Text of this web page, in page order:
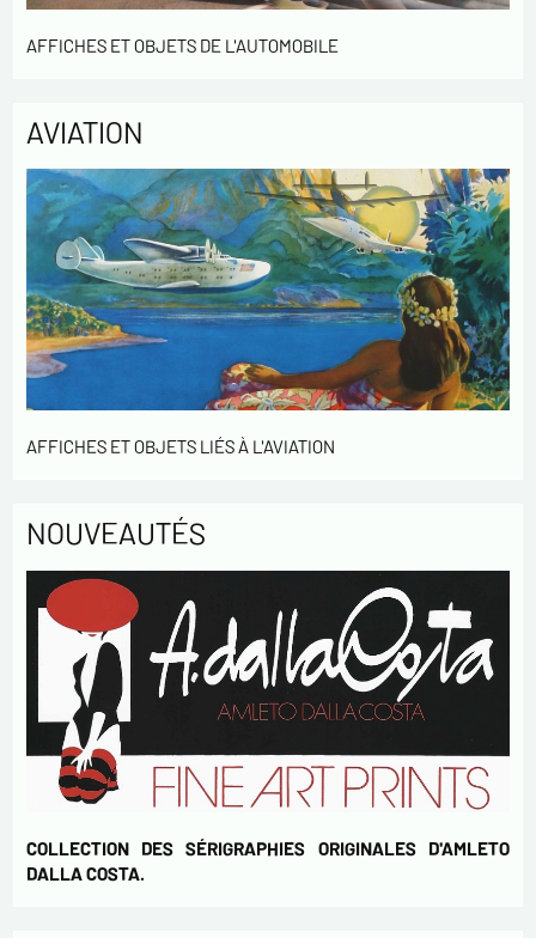
AFFICHES ET OBJETS DE L'AUTOMOBILE
AVIATION
AFFICHES ET OBJETS LIÉS À L'AVIATION
NOUVEAUTÉS
COLLECTION DES SÉRIGRAPHIES ORIGINALES D'AMLETO
DALLA COSTA.